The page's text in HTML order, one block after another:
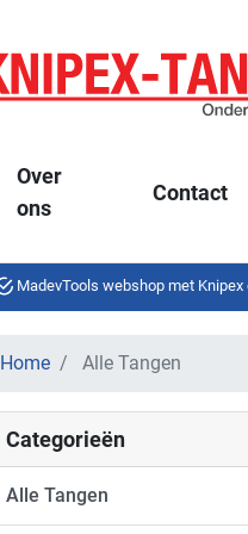
Over
ons
Contact
MadevTools webshop met Knipex
Home Alle Tangen
Categorieën
Alle Tangen